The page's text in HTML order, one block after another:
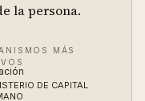
la persona.
MÁS
DE CAPITAL